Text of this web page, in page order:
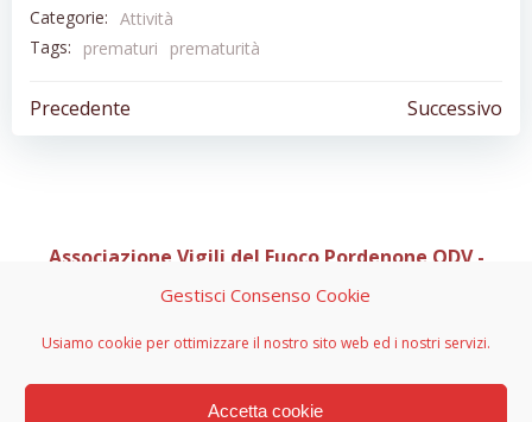
Gestisci Consenso Cookie
Usiamo cookie per ottimizzare il nostro sito web ed i nostri servizi.
Accetta cookie
Categorie: Attività
Tags:
prematuri prematurità
Navigazione
Precedente
Navigazione
Successivo
Associazione Vigili del Fuoco Pordenone ODV -
Organizzazione di Volontariato
Occidentale 10 - 33081 Aviano (PN)
01967590934 - n. RRV 1047 decreto 2700 del 03-08-2015